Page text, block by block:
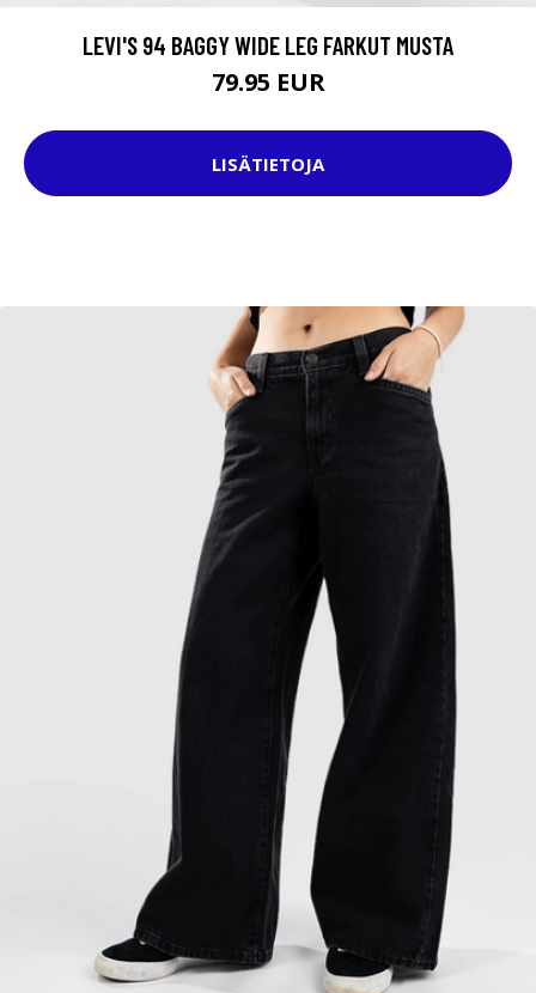
LEVI'S 94 BAGGY WIDE LEG FARKUT MUSTA
79.95 EUR
LISÄTIETOJA